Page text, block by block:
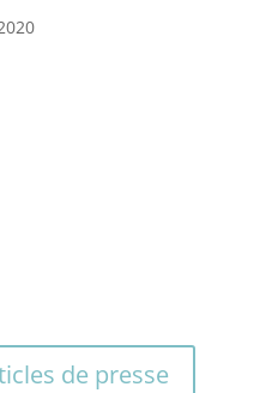
de presse